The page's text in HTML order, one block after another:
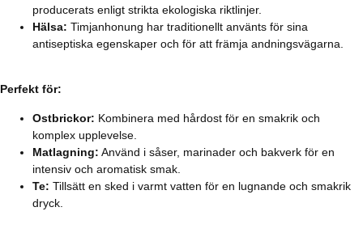
producerats enligt strikta ekologiska riktlinjer.
Hälsa: Timjanhonung har traditionellt använts för sina
antiseptiska egenskaper och för att främja andningsvägarna.
Perfekt för:
Ostbrickor: Kombinera med hårdost för en smakrik och
komplex upplevelse.
Matlagning: Använd i såser, marinader och bakverk för en
intensiv och aromatisk smak.
Te: Tillsätt en sked i varmt vatten för en lugnande och smakrik
dryck.